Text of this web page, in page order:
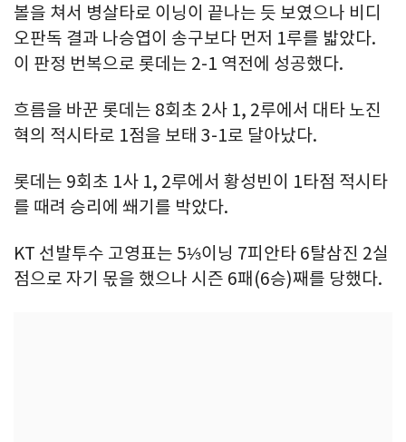
볼을 쳐서 병살타로 이닝이 끝나는 듯 보였으나 비디
오판독 결과 나승엽이 송구보다 먼저 1루를 밟았다.
이 판정 번복으로 롯데는 2-1 역전에 성공했다.
흐름을 바꾼 롯데는 8회초 2사 1, 2루에서 대타 노진
혁의 적시타로 1점을 보태 3-1로 달아났다.
롯데는 9회초 1사 1, 2루에서 황성빈이 1타점 적시타
를 때려 승리에 쐐기를 박았다.
KT 선발투수 고영표는 5⅓이닝 7피안타 6탈삼진 2실
점으로 자기 몫을 했으나 시즌 6패(6승)째를 당했다.